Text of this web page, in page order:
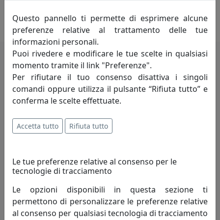
personale e raffinata a ogni collezione.
Potrebbero interessarti
TAVOLO CONTEMPORANEO ORIGINALE NINFA, COD. 0TA0646C16
Arti e Mestieri
Questo pannello ti permette di esprimere alcune
preferenze relative al trattamento delle tue
informazioni personali.
Puoi rivedere e modificare le tue scelte in qualsiasi
momento tramite il link "Preferenze".
Per rifiutare il tuo consenso disattiva i singoli
comandi oppure utilizza il pulsante “Rifiuta tutto” e
conferma le scelte effettuate.
Accetta tutto Rifiuta tutto
Le tue preferenze relative al consenso per le
tecnologie di tracciamento
Le opzioni disponibili in questa sezione ti
permettono di personalizzare le preferenze relative
al consenso per qualsiasi tecnologia di tracciamento